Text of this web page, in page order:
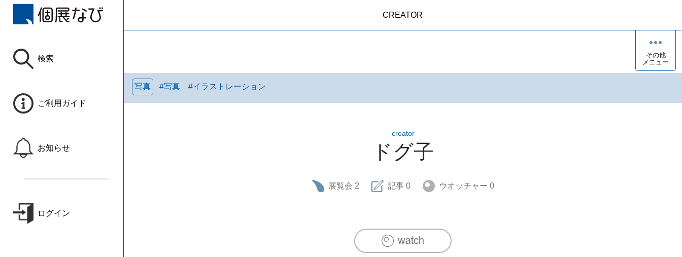
検索
ご利用ガイド
お知らせ
ログイン
CREATOR
その他
メニュー
写真 #写真 #イラストレーション
creator
ドグ子
展覧会 2 記事 0 ウオッチャー 0